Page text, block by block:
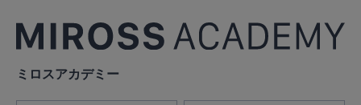
ミロスアカデミー